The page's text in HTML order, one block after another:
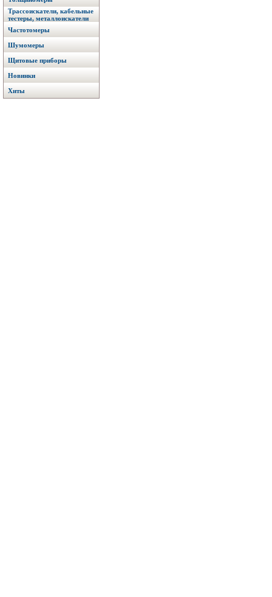
Трассоискатели, кабельные
тестеры, металлоискатели
Частотомеры
Шумомеры
Щитовые приборы
Новинки
Хиты